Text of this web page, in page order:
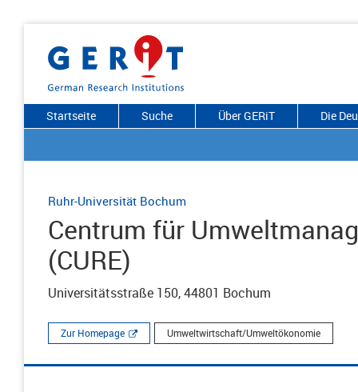
Startseite Suche Über GERiT Die
Ruhr-Universität Bochum
Centrum für
(CURE)
Universitätsstraße 150, 44801 Bochum
Zur Homepage Umweltwirtschaft/Umweltökonomie